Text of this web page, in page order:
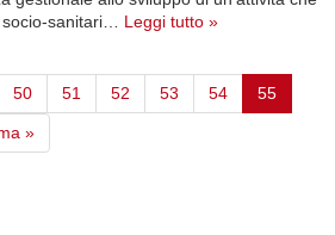
socio-sanitari… Leggi tutto »
Page
50 Page
51 Page
52 Page
53 Page
54
Pagina
attuale
55
»